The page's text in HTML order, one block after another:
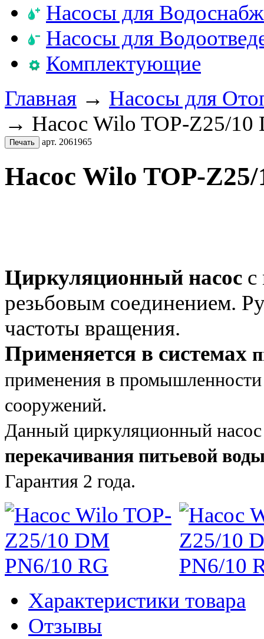
Насосы для
Насосы для
Комплектующие
Главная → Насосы для
→ Насос Wilo TOP-Z25/10
арт. 2061965
Насос Wilo TOP-
Циркуляционный насос
резьбовым соединением.
частоты вращения.
Применяется в системах
применения в
сооружений.
Данный циркуляционный
перекачивания питьевой
Гарантия 2 года.
Характеристики товара
Отзывы